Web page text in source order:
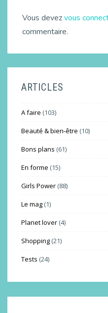
Vous devezvous
commentaire.
ARTICLES
A faire (103)
Beauté & bien-être (10)
Bons plans (61)
En forme (15)
Girls Power (88)
Le mag (1)
Planet lover (4)
Shopping (21)
Tests (24)